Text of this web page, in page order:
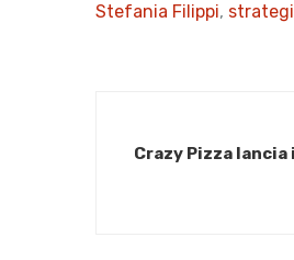
Stefania Filippi,
​Crazy Pizza